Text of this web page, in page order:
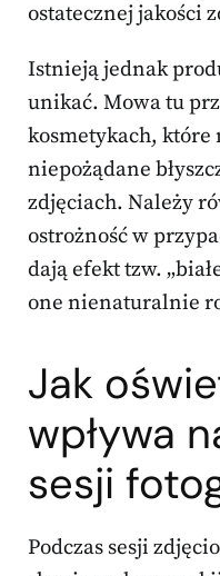
ostatecznej jakości
Istnieją jednak
unikać. Mowa tu
kosmetykach, które
niepożądane
zdjęciach. Należy
ostrożność w
dają efekt tzw.
one nienaturalnie
Jak
wpływa
sesji
Podczas sesji